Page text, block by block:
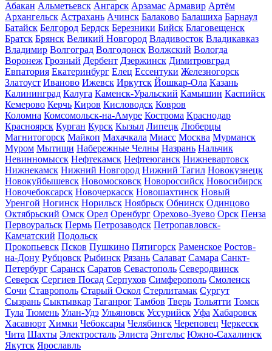
Абакан Альметьевск Ангарск Арзамас Армавир Артём
Архангельск Астрахань Ачинск Балаково Балашиха Барнаул
Батайск Белгород Бердск Березники Бийск Благовещенск
Братск Брянск Великий Новгород Владивосток Владикавказ
Владимир Волгоград Волгодонск Волжский Вологда
Воронеж Грозный Дербент Дзержинск Димитровград
Евпатория Екатеринбург Елец Ессентуки Железногорск
Златоуст Иваново Ижевск Иркутск Йошкар-Ола Казань
Калининград Калуга Каменск-Уральский Камышин Каспийск
Кемерово Керчь Киров Кисловодск Ковров
Коломна Комсомольск-на-Амуре Кострома Краснодар
Красноярск Курган Курск Кызыл Липецк Люберцы
Магнитогорск Майкоп Махачкала Миасс Москва Мурманск
Муром Мытищи Набережные Челны Назрань Нальчик
Невинномысск Нефтекамск Нефтеюганск Нижневартовск
Нижнекамск Нижний Новгород Нижний Тагил Новокузнецк
Новокуйбышевск Новомосковск Новороссийск Новосибирск
Новочебоксарск Новочеркасск Новошахтинск Новый
Уренгой Ногинск Норильск Ноябрьск Обнинск Одинцово
Октябрьский Омск Орел Оренбург Орехово-Зуево Орск Пенза
Первоуральск Пермь Петрозаводск Петропавловск-
Камчатский Подольск
Прокопьевск Псков Пушкино Пятигорск Раменское Ростов-
на-Дону Рубцовск Рыбинск Рязань Салават Самара Санкт-
Петербург Саранск Саратов Севастополь Северодвинск
Северск Сергиев Посад Серпухов Симферополь Смоленск
Сочи Ставрополь Старый Оскол Стерлитамак Сургут
Сызрань Сыктывкар Таганрог Тамбов Тверь Тольятти Томск
Тула Тюмень Улан-Удэ Ульяновск Уссурийск Уфа Хабаровск
Хасавюрт Химки Чебоксары Челябинск Череповец Черкесск
Чита Шахты Электросталь Элиста Энгельс Южно-Сахалинск
Якутск Ярославль